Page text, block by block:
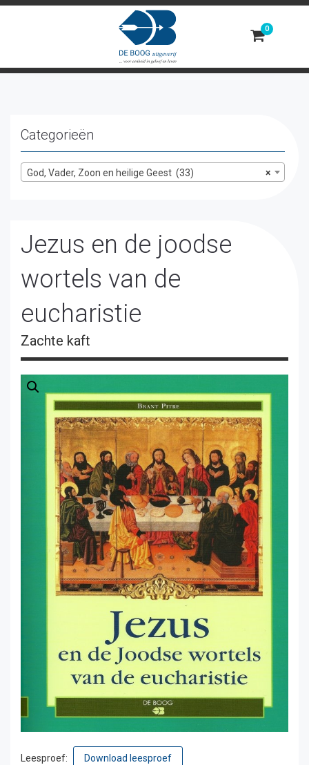
Categorieën
×
God, Vader, Zoon en heilige Geest (33)
Jezus en de joodse
wortels van de
eucharistie
Zachte kaft
Leesproef: Download leesproef